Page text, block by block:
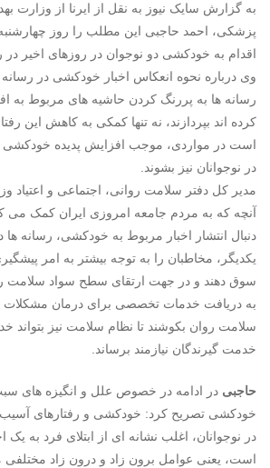
به گزارش سایک نیوز به نقل از ایرنا از وزارت
پزشکی، احمد حاجبی این مطلب را روز چهارشنبه
اقدام به خودکشی دو نوجوان در روزهای اخیر در
وی درباره نحوه انعکاس اخبار خودکشی در رسانه
رسانه ها به پررنگ کردن حاشیه های مربوط به
کرده اند بپردازند، نه تنها کمکی به کاهش این
است در مواردی، موجب افزایش پدیده
در نوجوانان نیز بشوند.
مدیر کل دفتر سلامت روانی، اجتماعی و اعتیاد
آنچه که به مردم جامعه امروزی ایران کمک می
دنبال انتشار اخبار مربوط به خودکشی، رسانه ها
یکدیگر، مخاطبان را به توجه بیشتر به امر
سوق دهند و در جهت ارتقای سطح سواد سلامت
به دریافت خدمات تخصصی برای درمان مشکلات
سلامت روان بکوشند تا نظام سلامت نیز
خدمت گیرندگان نیازمند برساند.
حاجبی در ادامه در خصوص علل و انگیزه های
خودکشی تصریح کرد: خودکشی و رفتارهای آسیب
در نوجوانان، اغلب نشانه ای از ابتلای فرد به یک
است، یعنی عوامل برون زاد و درون زاد مختلفی